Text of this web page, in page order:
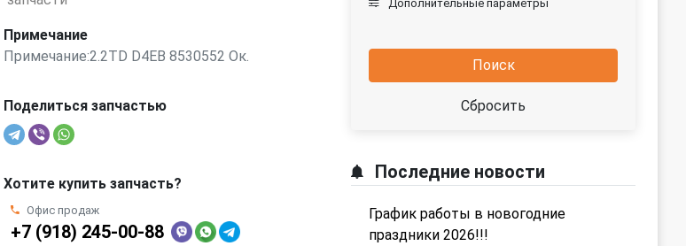
Примечание
Примечание:2.2TD D4EB 8530552 Ок.
Поделиться запчастью
Хотите купить запчасть?
Офис продаж
+7 (918) 245-00-88
Дополнительные параметры
Поиск
Сбросить
Последние новости
График работы в новогодние
праздники 2026!!!